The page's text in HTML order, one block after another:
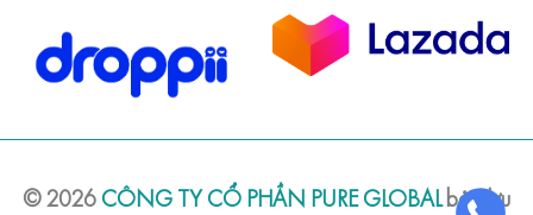
© 2026 CÔNG TY CỔ PHẦN PURE GLOBALbảo lưu